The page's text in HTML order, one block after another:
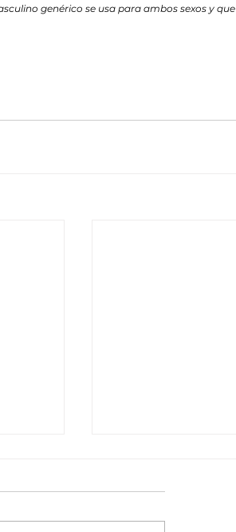
genérico se usa para ambos sexos y que